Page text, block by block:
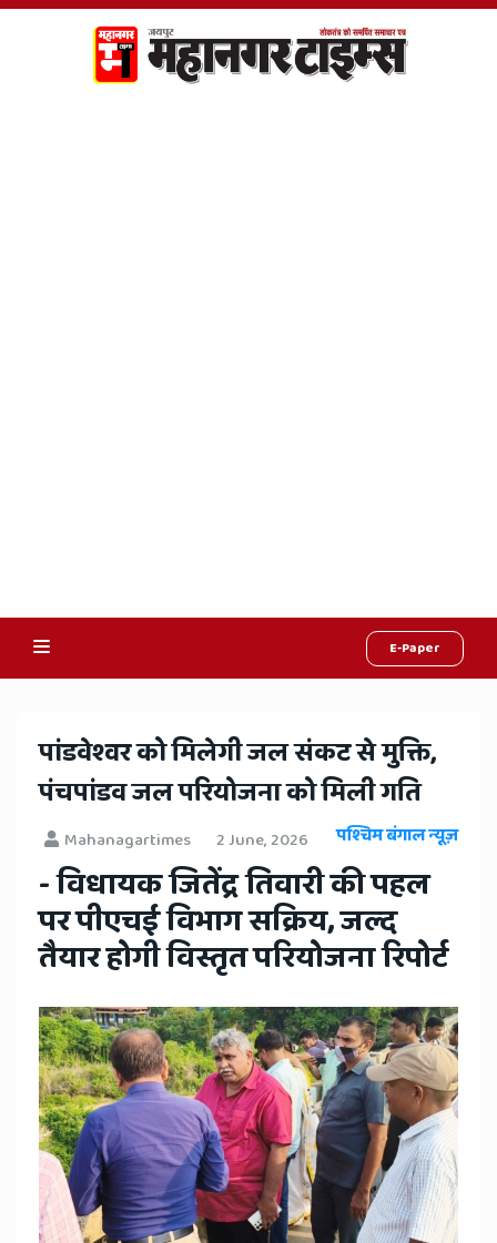
E-Paper
Hindi
News,
Hindi
Samachar,
Jaipur
Rajasthan
News
​पांडवेश्वर को मिलेगी जल संकट से मुक्ति,
पंचपांडव जल परियोजना को मिली गति
Mahanagartimes 2 June, 2026 पश्चिम बंगाल न्यूज़
- विधायक जितेंद्र तिवारी की पहल
पर पीएचई विभाग सक्रिय, जल्द
तैयार होगी विस्तृत परियोजना रिपोर्ट